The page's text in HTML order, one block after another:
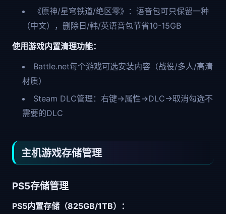
《原神/星穹铁道/绝区零》：语音包可只保留一种
（中文），删除日/韩/英语音包节省10-15GB
使用游戏内置清理功能：
Battle.net每个游戏可选安装内容（战役/多人/高清
材质）
Steam DLC管理：右键→属性→DLC→取消勾选不
需要的DLC
主机游戏存储管理
PS5存储管理
PS5内置存储（825GB/1TB）：